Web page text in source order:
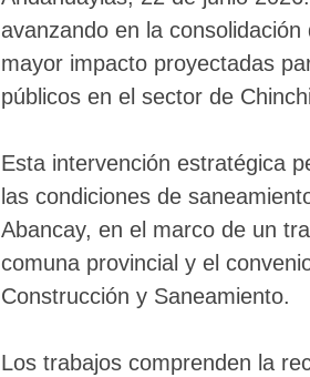
avanzando en la
mayor impacto proyectadas
públicos en el sector de
Esta intervención estratégica
las condiciones de
Abancay, en el marco de un
comuna provincial y el
Construcción y Saneamiento.
Los trabajos comprenden la